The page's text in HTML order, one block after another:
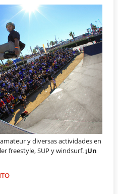
y diversas actividades en
freestyle, SUP y windsurf.¡Un